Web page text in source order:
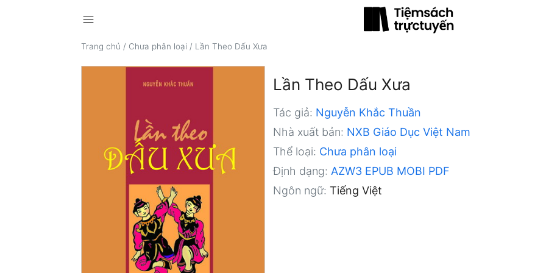
menu
Trang chủ / Chưa phân loại / Lần Theo Dấu Xưa
Lần Theo Dấu Xưa
Tác giả: Nguyễn Khắc Thuần
Nhà xuất bản: NXB Giáo Dục Việt Nam
Thể loại: Chưa phân loại
Định dạng: AZW3 EPUB MOBI PDF
Ngôn ngữ: Tiếng Việt